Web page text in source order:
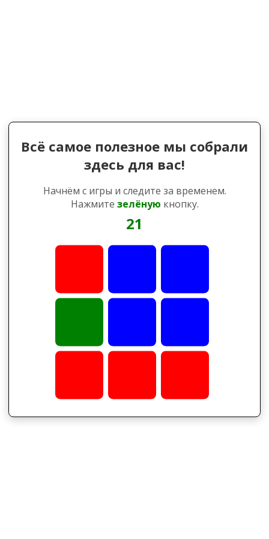
Всё самое полезное мы собрали
здесь для вас!
Начнём с игры и следите за временем.
Нажмите зелёную кнопку.
21